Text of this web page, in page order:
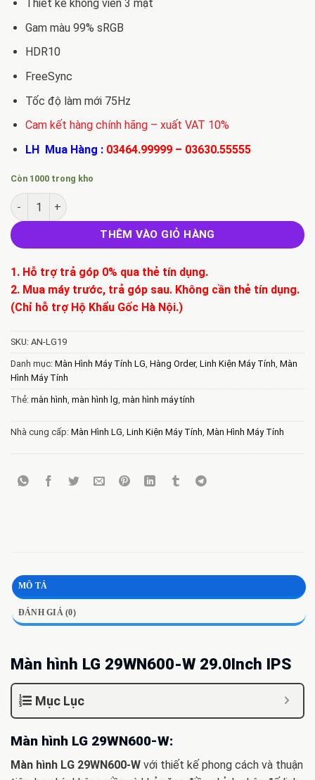
Thiết kế không viền 3 mặt
Gam màu 99% sRGB
HDR10
FreeSync
Tốc độ làm mới 75Hz
Cam kết hàng chính hãng – xuất VAT 10%
LH Mua Hàng : 03464.99999– 03630.55555
Còn 1000 trong kho
Bán màn hình LG 29WN600-W số lượng
THÊM VÀO GIỎ HÀNG
1. Hỗ trợ trả góp 0% qua thẻ tín dụng.
2. Mua máy trước, trả góp sau. Không cần thẻ tín dụng.
(Chỉ hỗ trợ Hộ Khẩu Gốc Hà Nội.)
SKU: AN-LG19
Danh mục: Màn Hình Máy Tính LG, Hàng Order, Linh Kiện Máy Tính, Màn
Hình Máy Tính
Thẻ: màn hình, màn hình lg, màn hình máy tính
Nhà cung cấp: Màn Hình LG, Linh Kiện Máy Tính, Màn Hình Máy Tính
MÔ TẢ
ĐÁNH GIÁ (0)
Màn hình LG 29WN600-W 29.0Inch IPS
Mục Lục
Màn hình LG 29WN600-W:
Màn hình LG 29WN600-W với thiết kế phong cách và thuận